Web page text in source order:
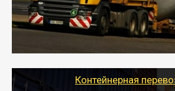
- Тайгер Логистик в короткие сроки
качественно и безопасно перевезти
грузы по всей России тралом,
другим транспортом и подобрать
Контейнерная